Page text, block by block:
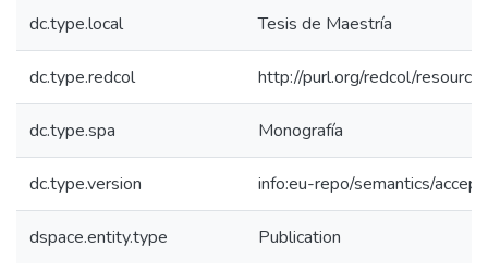
dc.type.local Tesis de Maestría
dc.type.redcol http://purl.org/redcol/
dc.type.spa Monografía
dc.type.version info:eu-repo/semantics/
dspace.entity.type Publication